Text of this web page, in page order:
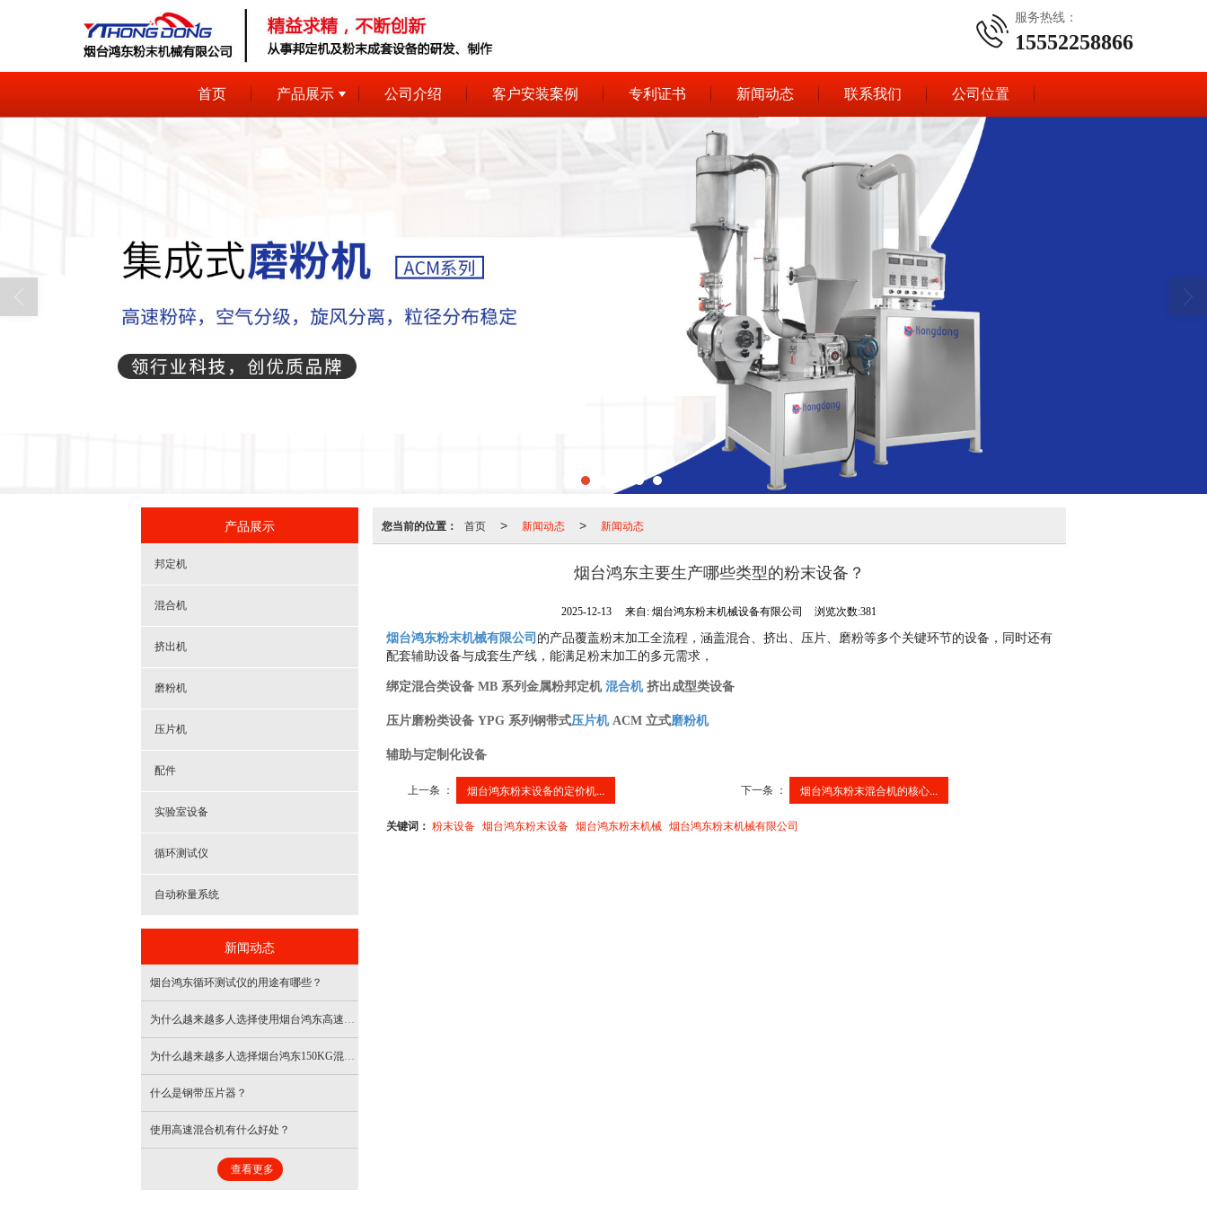
服务热线：
15552258866
首页 产品展示 公司介绍 客户安装案例 专利证书 新闻动态 联系我们 公司位置
您当前的位置： 首页 > 新闻动态 > 新闻动态
烟台鸿东主要生产哪些类型的粉末设备？
2025-12-13 来自:烟台鸿东粉末机械设备有限公司 浏览次数:381
烟台鸿东粉末机械有限公司 的产品覆盖粉末加工全流程，涵盖混合、挤出、压片、磨粉等多个关键环节的设备，同时还有
配套辅助设备与成套生产线，能满足粉末加工的多元需求，
绑定混合类设备 MB 系列金属粉邦定机 混合机 挤出成型类设备
压片磨粉类设备 YPG 系列钢带式压片机 ACM 立式磨粉机
辅助与定制化设备
上一条 ： 烟台鸿东粉末设备的定价机... 下一条 ： 烟台鸿东粉末混合机的核心...
关键词： 粉末设备 烟台鸿东粉末设备 烟台鸿东粉末机械 烟台鸿东粉末机械有限公司
产品展示
邦定机
混合机
挤出机
磨粉机
压片机
配件
实验室设备
循环测试仪
自动称量系统
新闻动态
烟台鸿东循环测试仪的用途有哪些？
为什么越来越多人选择使用烟台鸿东高速混合机？
为什么越来越多人选择烟台鸿东150KG混合机？
什么是钢带压片器？
使用高速混合机有什么好处？
查看更多